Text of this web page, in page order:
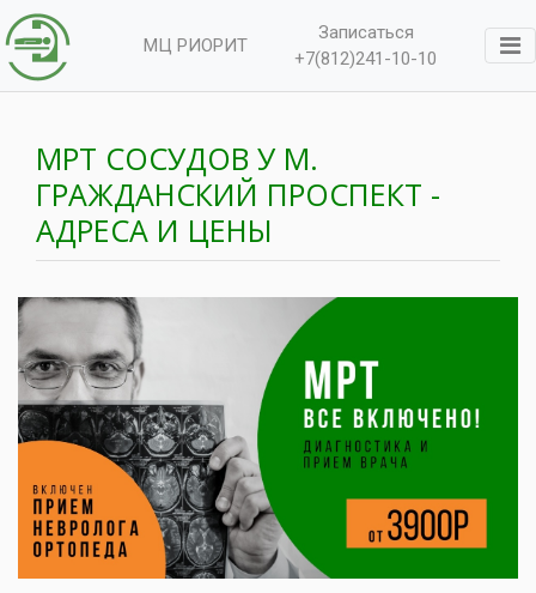
МЦ РИОРИТ
Записаться
+7(812)241-10-10
МРТ СОСУДОВ У М.
ГРАЖДАНСКИЙ ПРОСПЕКТ -
АДРЕСА И ЦЕНЫ